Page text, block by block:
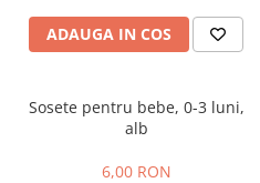
ADAUGA IN COS
Sosete pentru bebe, 0-3 luni,
alb
6,00 RON